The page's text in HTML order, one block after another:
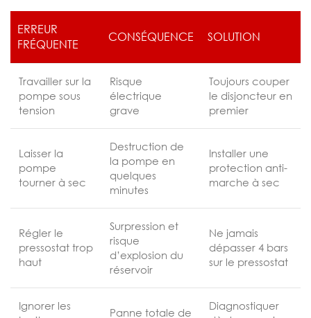
ERREUR
FRÉQUENTE
CONSÉQUENCE SOLUTION
Travailler sur la
pompe sous
tension
Risque
électrique
grave
Toujours couper
le disjoncteur en
premier
Laisser la
pompe
tourner à sec
Destruction de
la pompe en
quelques
minutes
Installer une
protection anti-
marche à sec
Régler le
pressostat trop
haut
Surpression et
risque
d’explosion du
réservoir
Ne jamais
dépasser 4 bars
sur le pressostat
Ignorer les
Panne totale de
Diagnostiquer